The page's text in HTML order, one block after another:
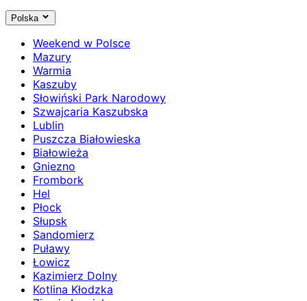
Polska
Weekend w Polsce
Mazury
Warmia
Kaszuby
Słowiński Park Narodowy
Szwajcaria Kaszubska
Lublin
Puszcza Białowieska
Białowieża
Gniezno
Frombork
Hel
Płock
Słupsk
Sandomierz
Puławy
Łowicz
Kazimierz Dolny
Kotlina Kłodzka